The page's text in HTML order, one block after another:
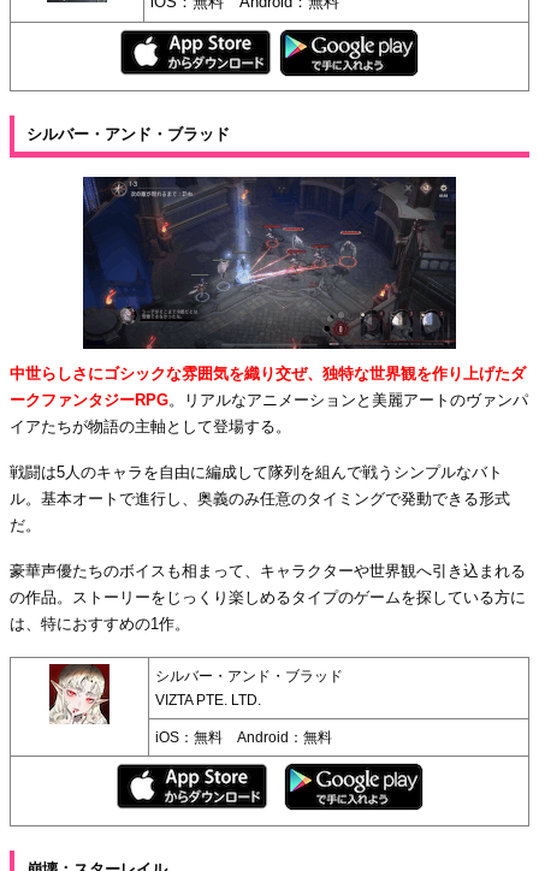
シルバー・アンド・ブラッド
中世らしさにゴシックな雰囲気を織り交ぜ、独特な世界観を作り上げたダ
ークファンタジーRPG。リアルなアニメーションと美麗アートのヴァンパ
イアたちが物語の主軸として登場する。
戦闘は5人のキャラを自由に編成して隊列を組んで戦うシンプルなバト
ル。基本オートで進行し、奥義のみ任意のタイミングで発動できる形式
だ。
豪華声優たちのボイスも相まって、キャラクターや世界観へ引き込まれる
の作品。ストーリーをじっくり楽しめるタイプのゲームを探している方に
は、特におすすめの1作。
シルバー・アンド・ブラッド
VIZTA PTE. LTD.
iOS：無料 Android：無料